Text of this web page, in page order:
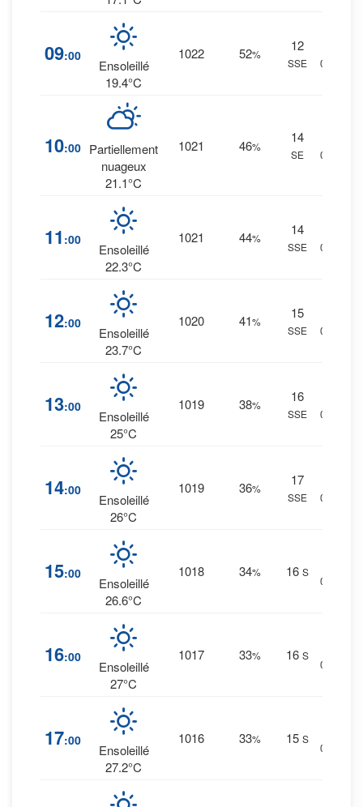
09:00
Ensoleillé
19.4°C
1022 52%
12
SSE
0 mm.
10:00 Partiellement
nuageux
21.1°C
1021 46%
14
SE
0 mm.
11 :00
Ensoleillé
22.3°C
1021 44%
14
SSE
0 mm.
12:00
Ensoleillé
23.7°C
1020 41%
15
SSE
0 mm.
13:00
Ensoleillé
25°C
1019 38%
16
SSE
0 mm.
14:00
Ensoleillé
26°C
1019 36%
17
SSE
0 mm.
15:00
Ensoleillé
26.6°C
1018 34% 16 S
0 mm.
16:00
Ensoleillé
27°C
1017 33% 16 S
0 mm.
17:00
Ensoleillé
27.2°C
1016 33% 15 S
0 mm.